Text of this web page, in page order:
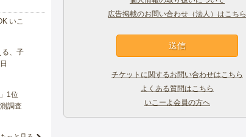
いこ
る、子
1位
調査
広告掲載のお問い合わせ（法人）はこちら
チケットに関するお問い合わせはこちら
よくある質問はこちら
いこーよ会員の方へ